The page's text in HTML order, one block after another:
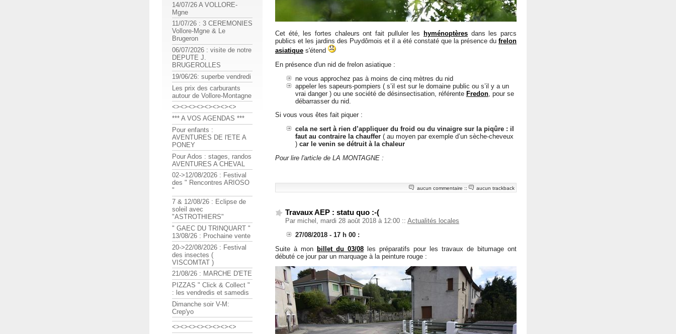
Cet été, les fortes chaleurs ont fait pulluler les hyménoptères dans les parcs
publics et les jardins des Puydômois et il a été constaté que la présence du frelon
asiatique s'étend
En présence d'un nid de frelon asiatique :
ne vous approchez pas à moins de cinq mètres du nid
appeler les sapeurs-pompiers ( s’il est sur le domaine public ou s’il y a un
vrai danger ) ou une société de désinsectisation, référente Fredon , pour se
débarrasser du nid.
Si vous vous êtes fait piquer :
cela ne sert à rien d’appliquer du froid ou du vinaigre sur la piqûre : il
faut au contraire la chauffer ( au moyen par exemple d’un sèche-cheveux
) car le venin se détruit à la chaleur
Pour lire l'article de LA MONTAGNE :
aucun commentaire :: aucun trackback
Travaux AEP : statu quo :-(
Par michel, mardi 28 août 2018 à 12:00 :: Actualités locales
27/08/2018 - 17 h 00 :
Suite à mon billet du 03/08 les préparatifs pour les travaux de bitumage ont
débuté ce jour par un marquage à la peinture rouge :
14/07/26 A VOLLORE-
Mgne
11/07/26 : 3 CEREMONIES
Vollore-Mgne & Le
Brugeron
06/07/2026 : visite de notre
DEPUTE J.
BRUGEROLLES
19/06/26: superbe vendredi
Les prix des carburants
autour de Vollore-Montagne
<><><><><><><><>
*** A VOS AGENDAS ***
Pour enfants :
AVENTURES DE l'ETE A
PONEY
Pour Ados : stages, randos
AVENTURES A CHEVAL
02->12/08/2026 : Festival
des " Rencontres ARIOSO
"
7 & 12/08/26 : Eclipse de
soleil avec
"ASTROTHIERS"
" GAEC DU TRINQUART "
13/08/26 : Prochaine vente
20->22/08/2026 : Festival
des insectes (
VISCOMTAT )
21/08/26 : MARCHE D'ETE
PIZZAS " Click & Collect "
: les vendredis et samedis
Dimanche soir V-M:
Crep'yo
<><><><><><><><>